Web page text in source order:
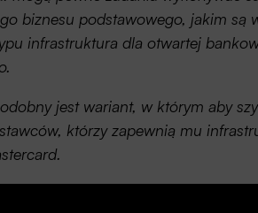
biznesu podstawowego, jakim są
infrastruktura dla otwartej
jest wariant, w którym aby
którzy zapewnią mu